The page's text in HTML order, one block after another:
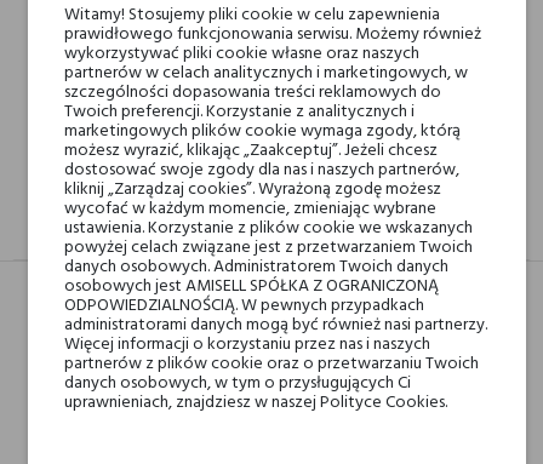
Darmowa dostawa na terenie kraju od 250 zł! Wysyłka w 48H
14 dni na zwrot
OPIS GPSR RECENZJE(0)
Nuty głowy
Czerwona pomarańcza,
Mandarynka, Cytryna i
Bergamotka
Witamy! Stosujemy pliki cookie w celu zapewnienia
prawidłowego funkcjonowania serwisu. Możemy również
wykorzystywać pliki cookie własne oraz naszych
partnerów w celach analitycznych i marketingowych, w
szczególności dopasowania treści reklamowych do
Twoich preferencji. Korzystanie z analitycznych i
marketingowych plików cookie wymaga zgody, którą
możesz wyrazić, klikając „Zaakceptuj”. Jeżeli chcesz
dostosować swoje zgody dla nas i naszych partnerów,
kliknij „Zarządzaj cookies”. Wyrażoną zgodę możesz
wycofać w każdym momencie, zmieniając wybrane
ustawienia. Korzystanie z plików cookie we wskazanych
powyżej celach związane jest z przetwarzaniem Twoich
danych osobowych. Administratorem Twoich danych
osobowych jest AMISELL SPÓŁKA Z OGRANICZONĄ
ODPOWIEDZIALNOŚCIĄ. W pewnych przypadkach
administratorami danych mogą być również nasi partnerzy.
Więcej informacji o korzystaniu przez nas i naszych
partnerów z plików cookie oraz o przetwarzaniu Twoich
danych osobowych, w tym o przysługujących Ci
uprawnieniach, znajdziesz w naszej Polityce Cookies.